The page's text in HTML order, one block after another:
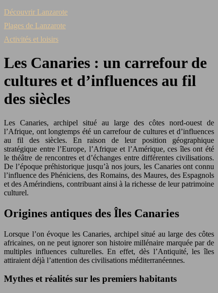
Découvrir Lanzarote
Plages de Lanzarote
Activités et loisirs
Les Canaries : un carrefour de
cultures et d’influences au fil
des siècles
Les Canaries, archipel situé au large des côtes nord-ouest de
l’Afrique, ont longtemps été un carrefour de cultures et d’influences
au fil des siècles. En raison de leur position géographique
stratégique entre l’Europe, l’Afrique et l’Amérique, ces îles ont été
le théâtre de rencontres et d’échanges entre différentes civilisations.
De l’époque préhistorique jusqu’à nosjours, les Canaries ont connu
l’influence des Phéniciens, des Romains, des Maures, des Espagnols
et des Amérindiens, contribuant ainsi à la richesse de leur patrimoine
culturel.
Origines antiques des Îles Canaries
Lorsque l’on évoque les Canaries, archipel situé au large des côtes
africaines, on ne peut ignorer son histoire millénaire marquée par de
multiples influences culturelles. En effet, dès l’Antiquité, les îles
attiraient déjà l’attention des civilisations méditerranéennes.
Mythes et réalités sur les premiers habitants